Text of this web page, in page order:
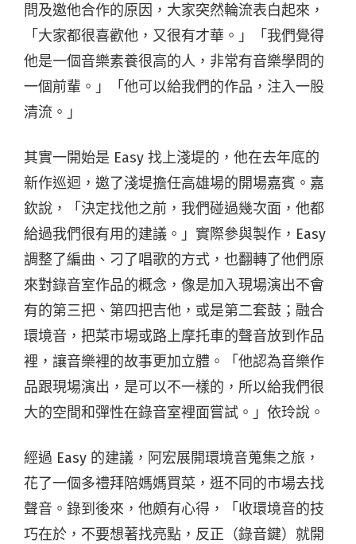
問及邀他合作的原因，大家突然輪流表白起來，
「大家都很喜歡他，又很有才華。」「我們覺得
他是一個音樂素養很高的人，非常有音樂學問的
一個前輩。」「他可以給我們的作品，注入一股
清流。」
其實一開始是 Easy 找上淺堤的，他在去年底的
新作巡迴，邀了淺堤擔任高雄場的開場嘉賓。嘉
欽說，「決定找他之前，我們碰過幾次面，他都
給過我們很有用的建議。」實際參與製作，Easy
調整了編曲、刁了唱歌的方式，也翻轉了他們原
來對錄音室作品的概念，像是加入現場演出不會
有的第三把、第四把吉他，或是第二套鼓；融合
環境音，把菜市場或路上摩托車的聲音放到作品
裡，讓音樂裡的故事更加立體。「他認為音樂作
品跟現場演出，是可以不一樣的，所以給我們很
大的空間和彈性在錄音室裡面嘗試。」依玲說。
經過 Easy 的建議，阿宏展開環境音蒐集之旅，
花了一個多禮拜陪媽媽買菜，逛不同的市場去找
聲音。錄到後來，他頗有心得，「收環境音的技
巧在於，不要想著找亮點，反正（錄音鍵）就開